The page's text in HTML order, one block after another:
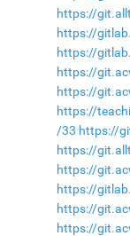
https://
https://
https://
https://
https://
https://
/33 https://
https://
https://
https://
https://
https://